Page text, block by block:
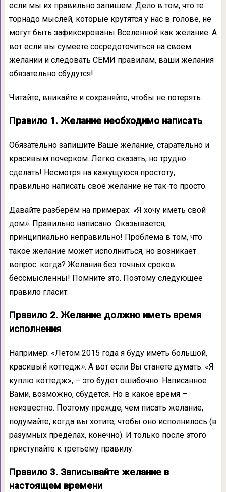
если мы их правильно запишем. Дело в том, что те
торнадо мыслей, которые крутятся у нас в голове, не
могут быть зафиксированы Вселенной как желание. А
вот если вы сумеете сосредоточиться на своем
желании и следовать СЕМИ правилам, ваши желания
обязательно сбудутся!
Читайте, вникайте и сохраняйте, чтобы не потерять.
Правило 1. Желание необходимо написать
Обязательно запишите Ваше желание, старательно и
красивым почерком. Легко сказать, но трудно
сделать! Несмотря на кажущуюся простоту,
правильно написать своё желание не так-то просто.
Давайте разберём на примерах: «Я хочу иметь свой
дом». Правильно написано. Оказывается,
принципиально неправильно! Проблема в том, что
такое желание может исполниться, но возникает
вопрос: когда? Желания без точных сроков
бессмысленны! Помните это. Поэтому следующее
правило гласит:
Правило 2. Желание должно иметь время
исполнения
Например: «Летом 2015 года я буду иметь большой,
красивый коттедж». А вот если Вы станете думать: «Я
куплю коттедж», – это будет ошибочно. Написанное
Вами, возможно, сбудется. Но в какое время –
неизвестно. Поэтому прежде, чем писать желание,
подумайте, когда вы хотите, чтобы оно исполнилось (в
разумных пределах, конечно). И только после этого
приступайте к третьему правилу.
Правило 3. Записывайте желание в
настоящем времени